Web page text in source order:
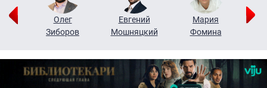
Олег
Зиборов
Евгений
Мошняцкий
Мария
Фомина